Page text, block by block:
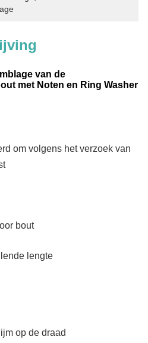
van de
met Noten en Ring Washer
om volgens het verzoek van
bout
lengte
op de draad